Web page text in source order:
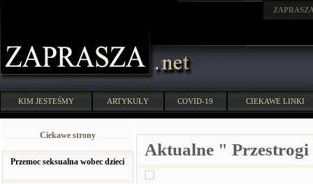
KIM JESTEŚMY ARTYKUŁY COVID-19 CIEKAWE LINKI
Ciekawe strony
Przemoc seksualna wobec dzieci
Aktualne "